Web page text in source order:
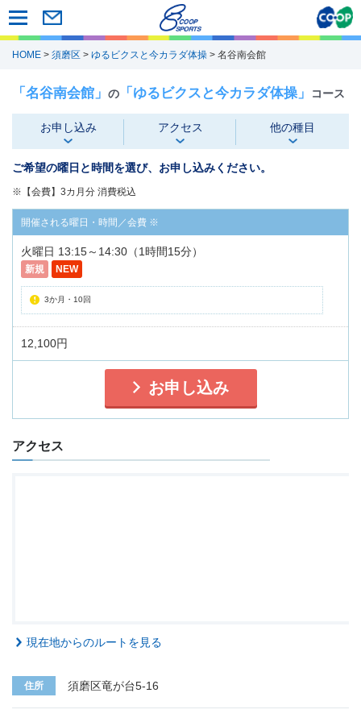
HOME > 須磨区 > ゆるビクスと今カラダ体操 > 名谷南会館
「名谷南会館」 の 「ゆるビクスと今カラダ体操」 コース
お申し込み アクセス 他の種目
ご希望の曜日と時間を選び、お申し込みください。
※【会費】3カ月分 消費税込
火曜日 13:15～14:30（1時間15分）
新規 NEW
3か月・10回
12,100円
お申し込み
アクセス
現在地からのルートを見る
住所 須磨区竜が台5-16